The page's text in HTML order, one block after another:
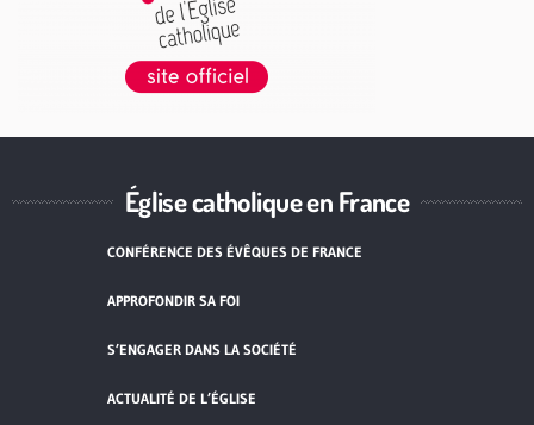
Église catholique en France
CONFÉRENCE DES ÉVÊQUES DE FRANCE
APPROFONDIR SA FOI
S’ENGAGER DANS LA SOCIÉTÉ
ACTUALITÉ DE L’ÉGLISE